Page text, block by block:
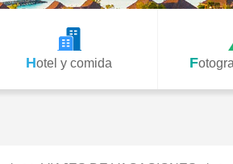
Hotel y comida